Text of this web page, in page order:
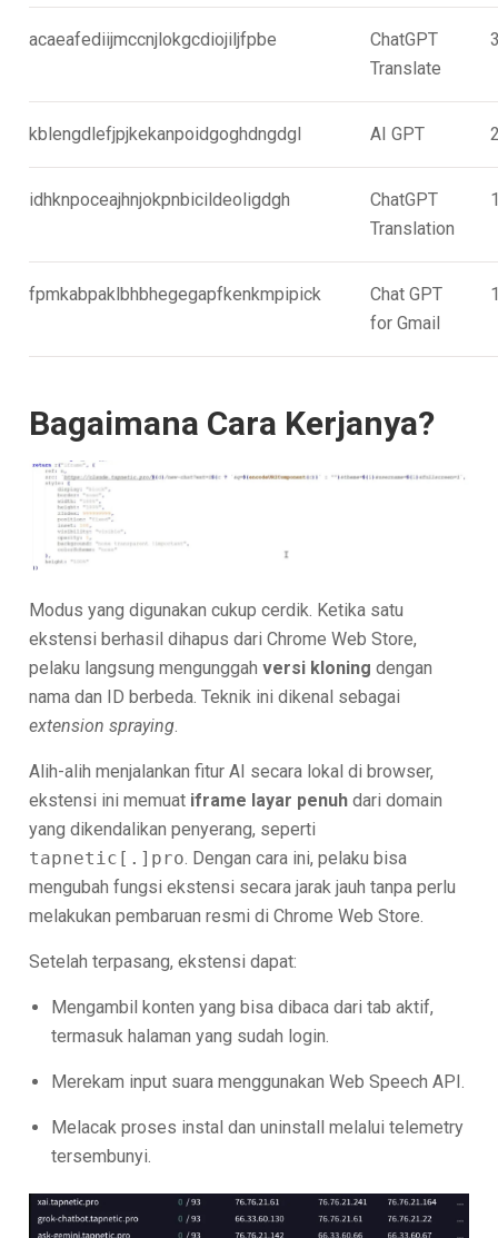
acaeafediijmccnjlokgcdiojiljfpbe
ChatGPT
Translate
kblengdlefjpjkekanpoidgoghdngdgl AI GPT
idhknpoceajhnjokpnbicildeoligdgh
ChatGPT
Translation
fpmkabpaklbhbhegegapfkenkmpipick
Chat GPT
for Gmail
Bagaimana Cara Kerjanya?
Modus yang digunakan cukup cerdik. Ketika satu
ekstensi berhasil dihapus dari Chrome Web Store,
pelaku langsung mengunggahversi kloning dengan
nama dan ID berbeda. Teknik ini dikenal sebagai
extension spraying.
Alih-alih menjalankan fitur AI secara lokal di browser,
ekstensi ini memuat iframe layar penuh dari domain
yang dikendalikan penyerang, seperti
tapnetic[.]pro. Dengan cara ini, pelaku bisa
mengubah fungsi ekstensi secara jarak jauh tanpa perlu
melakukan pembaruan resmi di Chrome Web Store.
Setelah terpasang, ekstensi dapat:
Mengambil konten yang bisa dibaca dari tab aktif,
termasuk halaman yang sudah login.
Merekam input suara menggunakan Web Speech API.
Melacak proses instal dan uninstall melalui telemetry
tersembunyi.